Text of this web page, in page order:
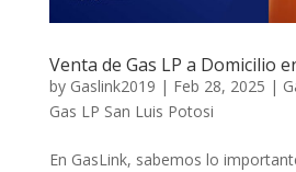
Venta de Gas LP a Domicilio
by Gaslink2019 | Feb 28, 2025 |
Gas LP San Luis Potosi
En GasLink, sabemos lo